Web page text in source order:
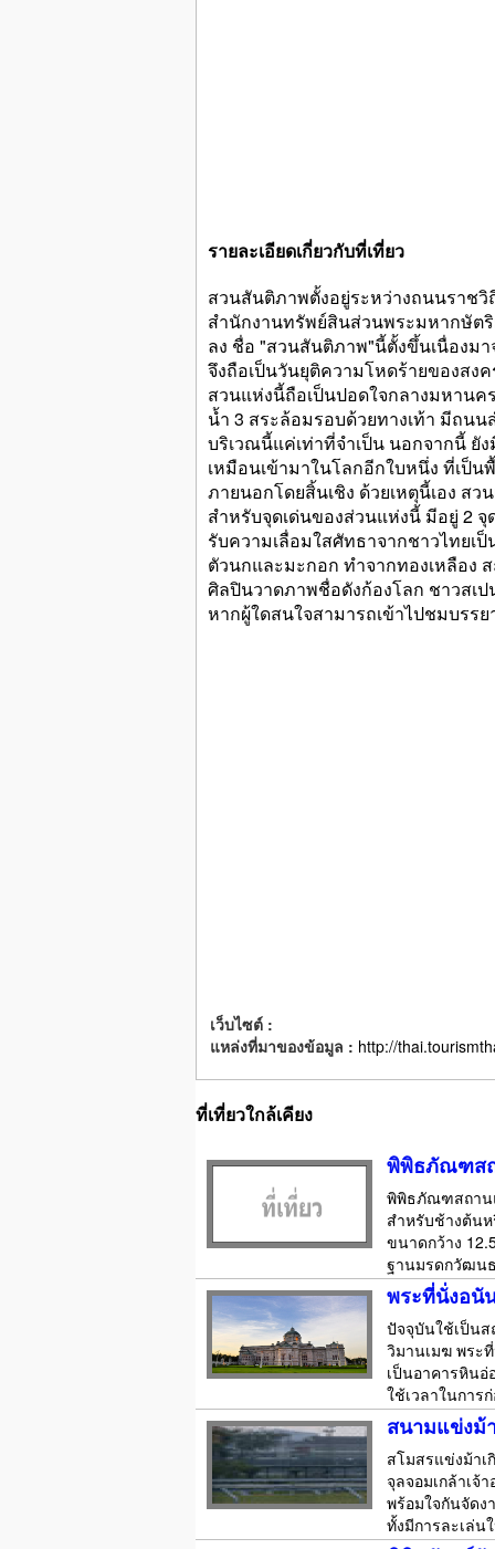
รายละเอียดเกี่ยวกับที่เที่ยว
สวนสันติภาพตั้งอยู่ระหว่างถนนราช
สำนักงานทรัพย์สินส่วนพระมหากษัต
ลง ชื่อ "สวนสันติภาพ"นี้ตั้งขึ้นเนื่องม
จึงถือเป็นวันยุติความโหดร้ายของส
สวนแห่งนี้ถือเป็นปอดใจกลางมหาน
น้ำ 3 สระล้อมรอบด้วยทางเท้า มีถน
บริเวณนี้แค่เท่าที่จำเป็น นอกจากนี้ ยั
เหมือนเข้ามาในโลกอีกใบหนึ่ง ที่เป็
ภายนอกโดยสิ้นเชิง ด้วยเหตุนี้เอง ส
สำหรับจุดเด่นของส่วนแห่งนี้ มีอยู่ 2
รับความเลื่อมใสศัทธาจากชาวไทย
ตัวนกและมะกอก ทำจากทองเหลือง
ศิลปินวาดภาพชื่อดังก้องโลก ชาวสเป
หากผู้ใดสนใจสามารถเข้าไปชมบรร
เว็บไซต์ :
แหล่งที่มาของข้อมูล : http://
ที่เที่ยวใกล้เคียง
พิพิธภัณฑส
พิพิธภัณฑสถาน
สำหรับช้างต้นห
ขนาดกว้าง
ฐานมรดกวัฒน
พระที่นั่งอนั
ปัจจุบันใช้เป็น
วิมานเมฆ พระ
เป็นอาคารหินอ่
ใช้เวลาในการ
สนามแข่งม้
สโมสรแข่งม้าเ
จุลจอมเกล้าเจ้
พร้อมใจกันจัดง
ทั้งมีการละเล่น